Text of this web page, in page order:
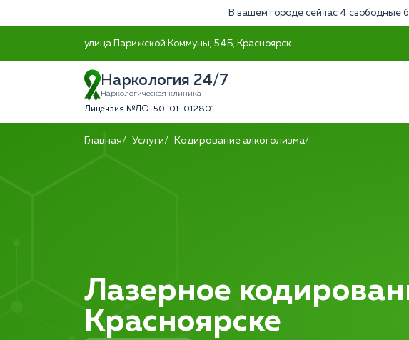
В вашем городе сейчас 4 свободные
улица Парижской Коммуны, 54Б, Красноярск
Наркология 24/7
Наркологическая клиника
Лицензия №ЛО-50-01-012801
Главная Услуги Кодирование алкоголизма
Лазерное
Красноярске